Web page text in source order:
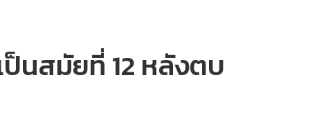
นสมัยที่ 12 หลังตบ